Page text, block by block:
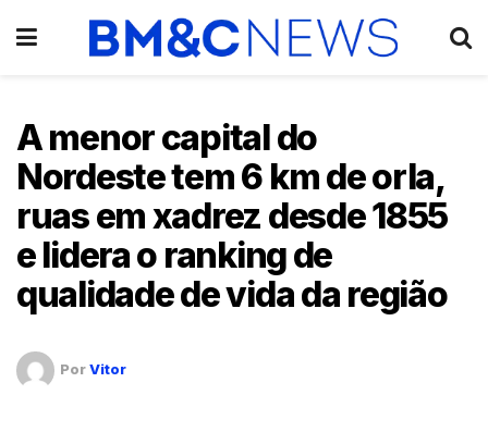
A menor capital do
Nordeste tem 6 km de orla,
ruas em xadrez desde 1855
e lidera o ranking de
qualidade de vida da região
PorVitor